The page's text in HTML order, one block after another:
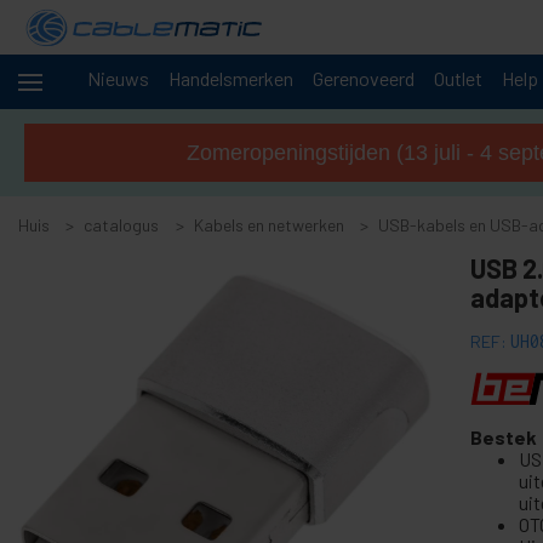
Nieuws Handelsmerken Gerenoveerd Outlet Help
Kabels en
-
FireWire-accessoires en kaarten
+
USB-kabels en USB-accessoires
USB naar PS2-adapter
Zomeropeningstijden (13 juli - 4
Huis catalogus Kabels en netwerken USB-kabels en USB-
USB
REF:
Bestek